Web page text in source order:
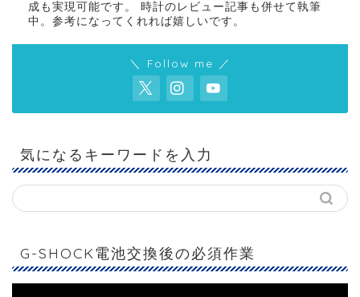
成も実現可能です。 時計のレビュー記事も併せて執筆
中。参考になってくれれば嬉しいです。
＼ Follow me ／
気になるキーワードを入力
G-SHOCK電池交換後の必須作業